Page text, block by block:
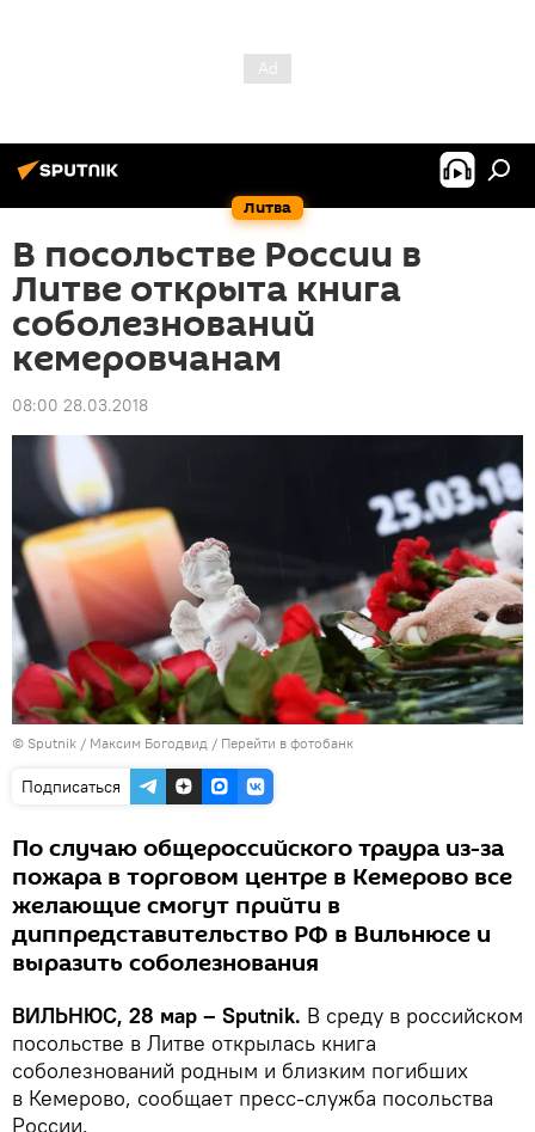
Литва
В посольстве России в
Литве открыта книга
соболезнований
кемеровчанам
08:00 28.03.2018
© Sputnik / Максим Богодвид / Перейти в фотобанк
Подписаться
По случаю общероссийского траура из-за
пожара в торговом центре в Кемерово все
желающие смогут прийти в
диппредставительство РФ в Вильнюсе и
выразить соболезнования
ВИЛЬНЮС, 28 мар – Sputnik. В среду в российском
посольстве в Литве открылась книга
соболезнований родным и близким погибших
в Кемерово, сообщает пресс-служба посольства
России.